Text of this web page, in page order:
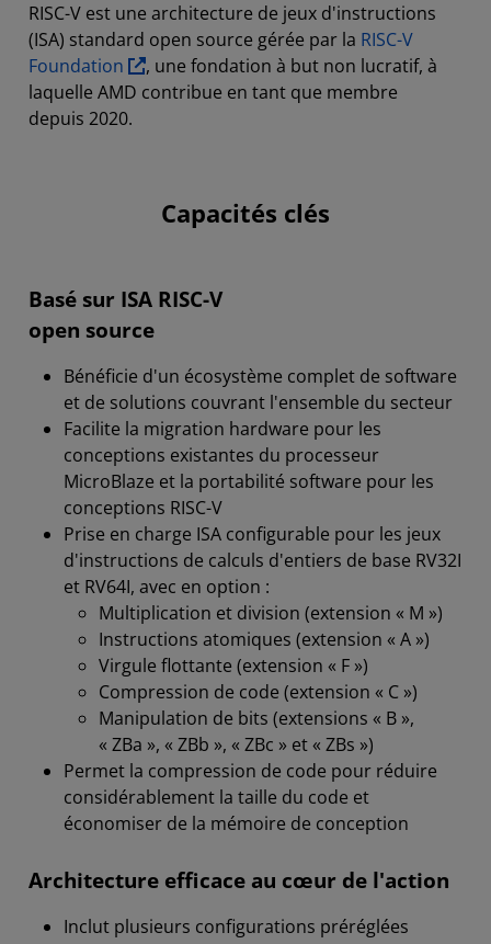
RISC-V est une architecture de jeux d'instructions
(ISA) standard open source gérée par la RISC-V
Foundation
, une fondation à but non lucratif, à
laquelle AMD contribue en tant que membre
depuis 2020.
Capacités clés
Basé sur ISA RISC-V
open source
Bénéficie d'un écosystème complet de software
et de solutions couvrant l'ensemble du secteur
Facilite la migration hardware pour les
conceptions existantes du processeur
MicroBlaze et la portabilité software pour les
conceptions RISC-V
Prise en charge ISA configurable pour les jeux
d'instructions de calculs d'entiers de base RV32I
et RV64I, avec en option :
Multiplication et division (extension « M »)
Instructions atomiques (extension « A »)
Virgule flottante (extension « F »)
Compression de code (extension « C »)
Manipulation de bits (extensions « B »,
« ZBa », « ZBb », « ZBc » et « ZBs »)
Permet la compression de code pour réduire
considérablement la taille du code et
économiser de la mémoire de conception
Architecture efficace au cœur de l'action
Inclut plusieurs configurations préréglées